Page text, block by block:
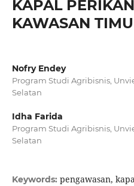
KAPAL
KAWASAN
Nofry Endey
Program Studi Agribisnis,
Selatan
Idha Farida
Program Studi Agribisnis,
Selatan
Keywords: pengawasan,